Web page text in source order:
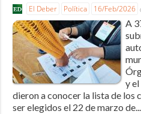
El Deber Política 16/Feb/2026
A
y
dieron a conocer la lista de los
ser elegidos el 22 de marzo de...